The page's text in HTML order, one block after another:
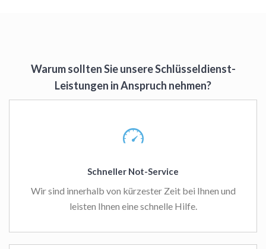
Warum sollten Sie unsere Schlüsseldienst-
Leistungen in Anspruch nehmen?
Schneller Not-Service
Wir sind innerhalb von kürzester Zeit bei Ihnen und
leisten Ihnen eine schnelle Hilfe.